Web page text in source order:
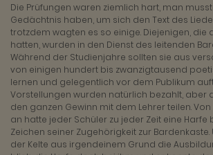
Die Prüfungen waren ziemlich hart, man
Gedächtnis haben, um sich den Text des
trotzdem wagten es so einige. Diejenigen, die
hatten, wurden in den Dienst des leitenden
Während der Studienjahre sollten sie aus
von einigen hundert bis zwanzigtausend
lernen und gelegentlich vor dem Publikum
Vorstellungen wurden natürlich bezahlt, aber
den ganzen Gewinn mit dem Lehrer teilen.
an hatte jeder Schüler zu jeder Zeit eine Harfe
Zeichen seiner Zugehörigkeit zur Bardenkaste.
der Kelte aus irgendeinem Grund die